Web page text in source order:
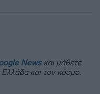
Newsκαι μάθετε
και τον κόσμο.